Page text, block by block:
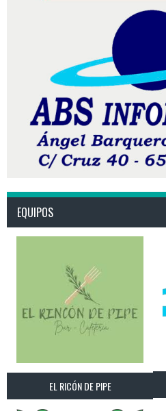
EQUIPOS
EL RICÓN DE PIPE